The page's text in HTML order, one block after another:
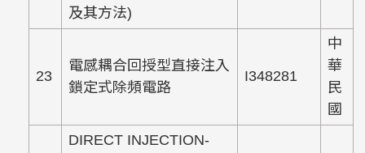
及其方法)
23
電感耦合回授型直接注入
鎖定式除頻電路
I348281
中
華
民
國
DIRECT INJECTION-